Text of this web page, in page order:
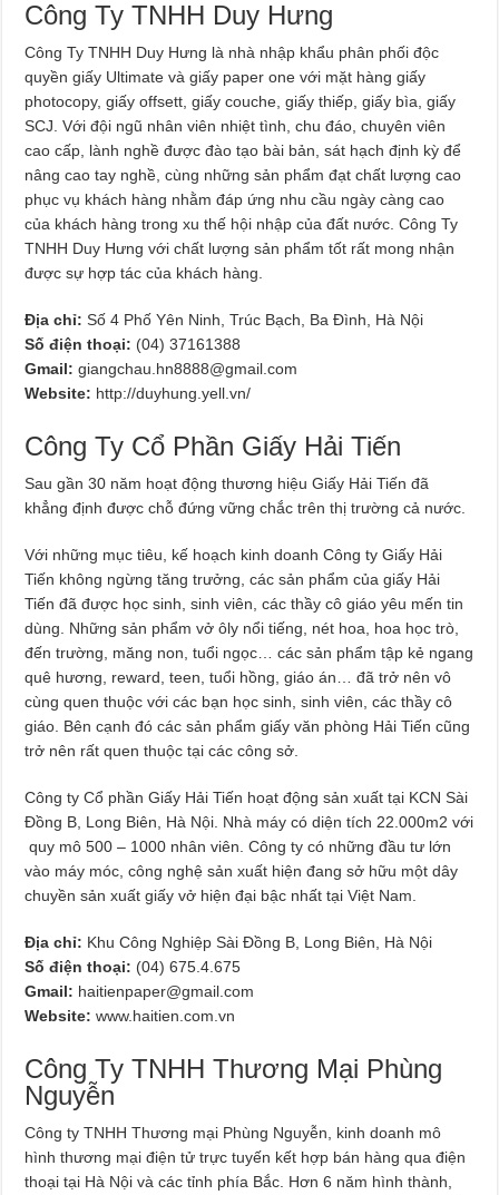
Công Ty TNHH Duy Hưng
Công Ty TNHH Duy Hưng là nhà nhập khẩu phân phối độc
quyền giấy Ultimate và giấy paper one với mặt hàng giấy
photocopy, giấy offsett, giấy couche, giấy thiếp, giấy bìa, giấy
SCJ. Với đội ngũ nhân viên nhiệt tình, chu đáo, chuyên viên
cao cấp, lành nghề được đào tạo bài bản, sát hạch định kỳ để
nâng cao tay nghề, cùng những sản phẩm đạt chất lượng cao
phục vụ khách hàng nhằm đáp ứng nhu cầu ngày càng cao
của khách hàng trong xu thế hội nhập của đất nước. Công Ty
TNHH Duy Hưng với chất lượng sản phẩm tốt rất mong nhận
được sự hợp tác của khách hàng.
Địa chỉ:Số 4 Phố Yên Ninh, Trúc Bạch, Ba Đình, Hà Nội
Số điện thoại: (04) 37161388
Gmail: giangchau.hn8888@gmail.com
Website: http://duyhung.yell.vn/
Công Ty Cổ Phần Giấy Hải Tiến
Sau gần 30 năm hoạt động thương hiệu Giấy Hải Tiến đã
khẳng định được chỗ đứng vững chắc trên thị trường cả nước.
Với những mục tiêu, kế hoạch kinh doanh Công ty Giấy Hải
Tiến không ngừng tăng trưởng, các sản phẩm của giấy Hải
Tiến đã được học sinh, sinh viên, các thầy cô giáo yêu mến tin
dùng. Những sản phẩm vở ôly nổi tiếng, nét hoa, hoa học trò,
đến trường, măng non, tuổi ngọc… các sản phẩm tập kẻ ngang
quê hương, reward, teen, tuổi hồng, giáo án… đã trở nên vô
cùng quen thuộc với các bạn học sinh, sinh viên, các thầy cô
giáo. Bên cạnh đó các sản phẩm giấy văn phòng Hải Tiến cũng
trở nên rất quen thuộc tại các công sở.
Công ty Cổ phần Giấy Hải Tiến hoạt động sản xuất tại KCN Sài
Đồng B, Long Biên, Hà Nội. Nhà máy có diện tích 22.000m2 với
quy mô 500 – 1000 nhân viên. Công ty có những đầu tư lớn
vào máy móc, công nghệ sản xuất hiện đang sở hữu một dây
chuyền sản xuất giấy vở hiện đại bậc nhất tại Việt Nam.
Địa chỉ: Khu Công Nghiệp Sài Đồng B, Long Biên, Hà Nội
Số điện thoại: (04) 675.4.675
Gmail: haitienpaper@gmail.com
Website:www.haitien.com.vn
Công Ty TNHH Thương Mại Phùng
Nguyễn
Công ty TNHH Thương mại Phùng Nguyễn, kinh doanh mô
hình thương mại điện tử trực tuyến kết hợp bán hàng qua điện
thoại tại Hà Nội và các tỉnh phía Bắc. Hơn 6 năm hình thành,